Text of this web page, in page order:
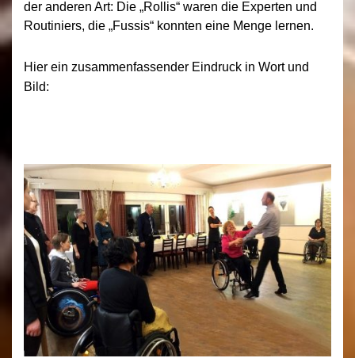
der anderen Art: Die „Rollis“ waren die Experten und
Routiniers, die „Fussis“ konnten eine Menge lernen.
Hier ein zusammenfassender Eindruck in Wort und
Bild: